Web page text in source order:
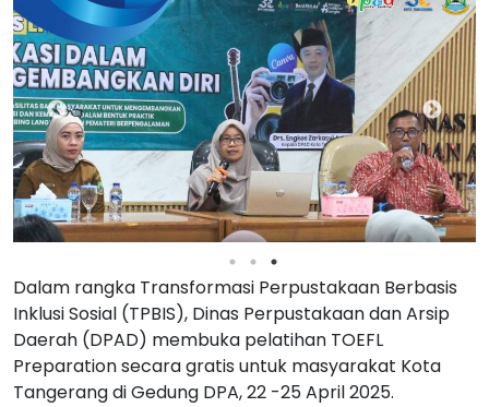
Dalam rangka Transformasi Perpustakaan Berbasis
Inklusi Sosial (TPBIS), Dinas Perpustakaan dan Arsip
Daerah (DPAD) membuka pelatihan TOEFL
Preparation secara gratis untuk masyarakat Kota
Tangerang di Gedung DPA, 22 -25 April 2025.